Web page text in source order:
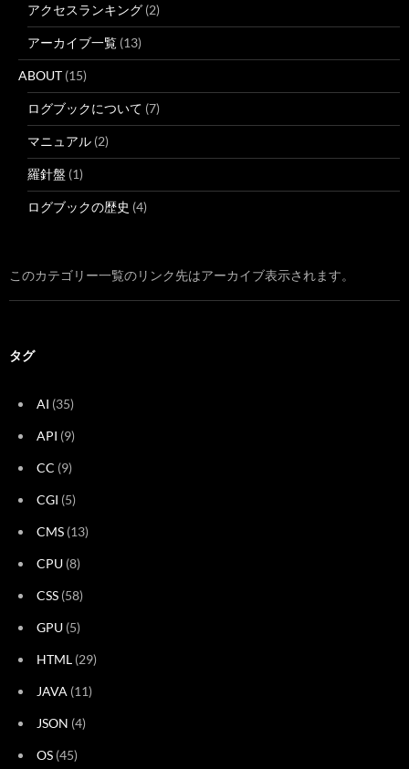
アクセスランキング (2)
アーカイブ一覧 (13)
ABOUT (15)
ログブックについて (7)
マニュアル (2)
羅針盤 (1)
ログブックの歴史 (4)
このカテゴリー一覧のリンク先はアーカイブ表示されます。
タグ
AI (35)
API (9)
CC (9)
CGI (5)
CMS (13)
CPU (8)
CSS (58)
GPU (5)
HTML (29)
JAVA (11)
JSON (4)
OS (45)